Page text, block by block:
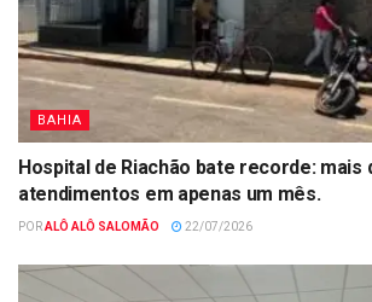
BAHIA
Hospital de Riachão bate recorde: mais
atendimentos em apenas um mês.
PORALÔ ALÔ SALOMÃO 22/07/2026